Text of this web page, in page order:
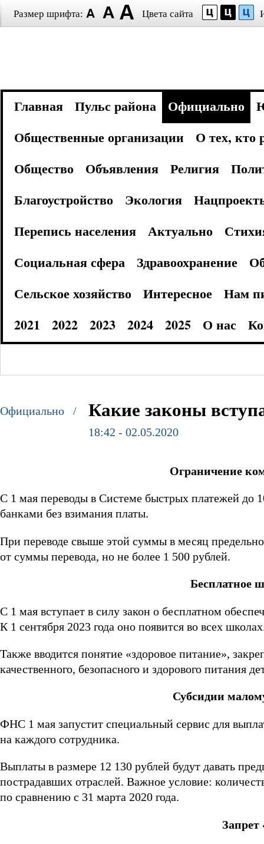
Размер шрифта: Цвета сайта
Главная Пульс района Официально
Общественные организации
О тех, кто
Общество
Объявления Религия
Благоустройство
Экология
Перепись населения
Актуально
Социальная сфера
Здравоохранение
Сельское хозяйство
Интересное
Нам
2021
2022 2023 2024 2025 О нас
Официально / Какие законы
18:42 - 02.05.2020
Ограничение
С 1 мая переводы в Системе быстрых платежей до
банками без взимания платы.
При переводе свыше этой суммы в месяц
от суммы перевода, но не более 1 500 рублей.
Бесплатное
С 1 мая вступает в силу закон о бесплатном
К 1 сентября 2023 года оно появится во всех
Также вводится понятие «здоровое питание»,
качественного, безопасного и здорового питания
Субсидии
ФНС 1 мая запустит специальный сервис для
на каждого сотрудника.
Выплаты в размере 12 130 рублей будут давать
пострадавших отраслей. Важное условие:
по сравнению с 31 марта 2020 года.
Запрет